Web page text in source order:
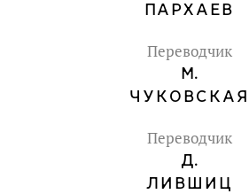
ПАРХАЕВ
Переводчик
М.
ЧУКОВСКАЯ
Переводчик
Д.
ЛИВШИЦ